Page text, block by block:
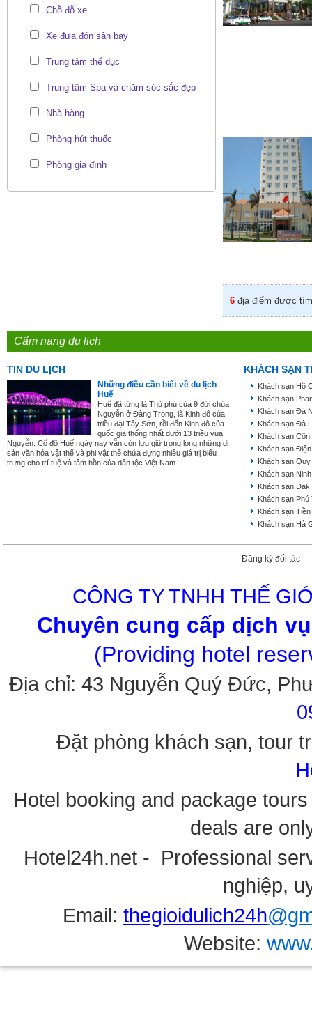
Chỗ đỗ xe
Xe đưa đón sân bay
Trung tâm thể dục
Trung tâm Spa và chăm sóc sắc đẹp
Nhà hàng
Phòng hút thuốc
Phòng gia đình
6 địa điểm được
Cẩm nang du lịch
TIN DU LỊCH
Những điều cần biết về du lịch
Huế
Huế đã từng là Thủ phủ của 9 đời chúa
Nguyễn ở Đàng Trong, là Kinh đô của
triều đại Tây Sơn, rồi đến Kinh đô của
quốc gia thống nhất dưới 13 triều vua
Nguyễn. Cố đô Huế ngày nay vẫn còn lưu giữ trong lòng những di
sản văn hóa vật thể và phi vật thể chứa đựng nhiều giá trị biểu
trưng cho trí tuệ và tâm hồn của dân tộc Việt Nam.
KHÁCH SẠN
Khách sạn Hồ
Khách sạn
Khách sạn Đà
Khách sạn Đà
Khách sạn
Khách sạn
Khách sạn
Khách sạn
Khách sạn Dak
Khách sạn Phú
Khách sạn
Khách sạn Hà
Đăng ký đối tác
CÔNG TY TNHH THẾ
Chuyên cung cấp dịch
(Providing hotel
Địa chỉ: 43 Nguyễn Quý Đức,
Đặt phòng khách sạn, tour
Hotel booking and package
deals are
Hotel24h.net - Professional
nghiệp,
Email: thegioidulich24h
Website: